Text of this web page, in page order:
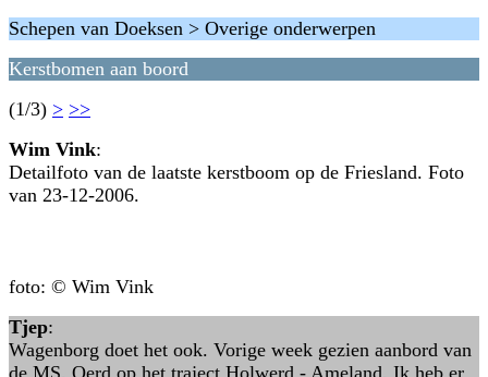
Schepen van Doeksen > Overige onderwerpen
Kerstbomen aan boord
(1/3) > >>
Wim Vink:
Detailfoto van de laatste kerstboom op de Friesland. Foto
van 23-12-2006.
foto: © Wim Vink
Tjep:
Wagenborg doet het ook. Vorige week gezien aanbord van
de MS. Oerd op het traject Holwerd - Ameland. Ik heb er